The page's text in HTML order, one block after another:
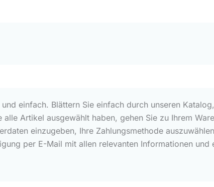
einfach. Blättern Sie einfach durch unseren
Artikel ausgewählt haben, gehen Sie zu Ihrem
einzugeben, Ihre Zahlungsmethode
per E-Mail mit allen relevanten Informationen